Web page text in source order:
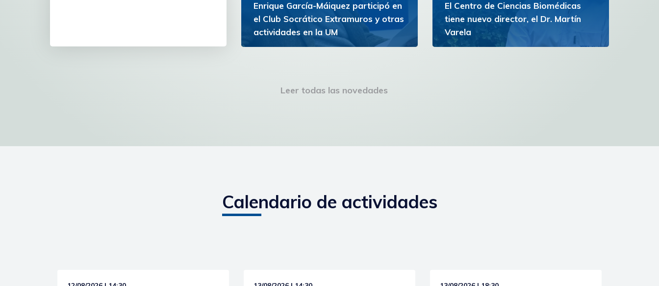
Enrique García-Máiquez participó en
el Club Socrático Extramuros y otras
actividades en la UM
Ver más
El Centro de Ciencias Biomédicas
tiene nuevo director, el Dr. Martín
Varela
Leer todas las novedades
Calendario de actividades